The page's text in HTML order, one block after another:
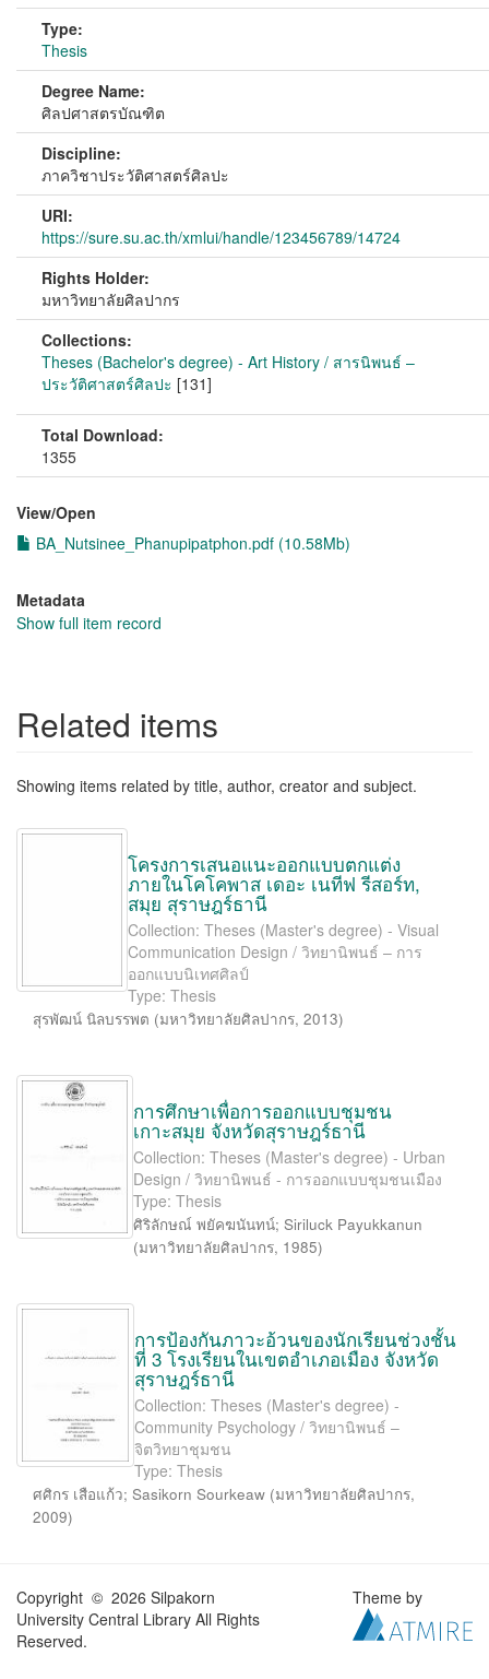
Type:
Thesis
Degree Name:
ศิลปศาสตรบัณฑิต
Discipline:
ภาควิชาประวัติศาสตร์ศิลปะ
URI:
https://sure.su.ac.th/xmlui/handle/123456789/14724
Rights Holder:
มหาวิทยาลัยศิลปากร
Collections:
Theses (Bachelor's degree) - Art History / สารนิพนธ์ –
ประวัติศาสตร์ศิลปะ [131]
Total Download:
1355
View/Open
BA_Nutsinee_Phanupipatphon.pdf (10.58Mb)
Metadata
Show full item record
Related items
Showing items related by title, author, creator and subject.
โครงการเสนอแนะออกแบบตกแต่ง
ภายในโคโคพาส เดอะ เนทีฟ รีสอร์ท,
สมุย สุราษฎร์ธานี
Collection: Theses (Master's degree) - Visual
Communication Design / วิทยานิพนธ์ – การ
ออกแบบนิเทศศิลป์
Type: Thesis
สุรพัฒน์ นิลบรรพต (มหาวิทยาลัยศิลปากร, 2013)
การศึกษาเพื่อการออกแบบชุมชน
เกาะสมุย จังหวัดสุราษฎร์ธานี
Collection: Theses (Master's degree) - Urban
Design / วิทยานิพนธ์ - การออกแบบชุมชนเมือง
Type: Thesis
ศิริลักษณ์ พยัคฆนันทน์;Siriluck Payukkanun
(มหาวิทยาลัยศิลปากร, 1985)
การป้องกันภาวะอ้วนของนักเรียนช่วงชั้น
ที่ 3 โรงเรียนในเขตอำเภอเมือง จังหวัด
สุราษฎร์ธานี
Collection: Theses (Master's degree) -
Community Psychology / วิทยานิพนธ์ –
จิตวิทยาชุมชน
Type: Thesis
ศศิกร เสือแก้ว; Sasikorn Sourkeaw (มหาวิทยาลัยศิลปากร,
2009)
Copyright © 2026 Silpakorn
University Central Library All Rights
Reserved.
Theme by